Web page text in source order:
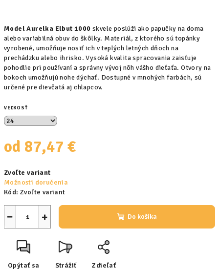
Model Aurelka Elbut 1000 skvele poslúži ako papučky na doma
alebo variabilná obuv do škôlky. Materiál, z ktorého sú topánky
vyrobené, umožňuje nosiť ich v teplých letných dňoch na
prechádzku alebo ihrisko. Vysoká kvalita spracovania zaisťuje
pohodlie pri používaní a správny vývoj nôh vášho dieťaťa. Otvory na
bokoch umožňujú nohe dýchať. Dostupné v mnohých farbách, sú
určené pre dievčatá aj chlapcov.
VEĽKOSŤ
od 87,47 €
cena:
Zvoľte variant
Možnosti doručenia
Kód: Zvoľte variant
+
− Do košíka
Opýtať sa Strážiť Zdieľať